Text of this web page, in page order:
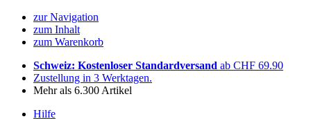
zur Navigation
zum Inhalt
zum Warenkorb
Schweiz: Kostenloser Standardversand ab CHF 69.90
Zustellung in 3 Werktagen.
Mehr als 6.300 Artikel
Hilfe